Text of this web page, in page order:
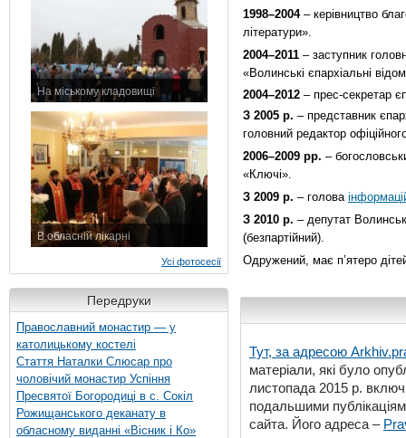
На міському кладовищі
В обласній лікарні
Усі фотосесії
Передруки
Православний монастир — у
католицькому костелі
Стаття Наталки Слюсар про
чоловічий монастир Успіння
Пресвятої Богородиці в с. Сокіл
Рожищанського деканату в
обласному виданні «Вісник і Ко»
1998–2004– керівництво
літератури».
2004–2011 – заступник
«Волинські єпархіальні
2004–2012 – прес-секретар
З 2005 р. – представник
головний редактор
2006–2009 рр. –
«Ключі».
З 2009 р. – голова
З 2010 р. – депутат
(безпартійний).
Одружений, має п’ятеро
Тут, за адресою
матеріали, які було
листопада 2015 р.
подальшими
сайта. Його адреса –